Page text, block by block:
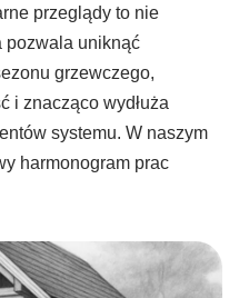
przeglądy to nie
pozwala uniknąć
grzewczego,
i znacząco wydłuża
systemu. W naszym
harmonogram prac